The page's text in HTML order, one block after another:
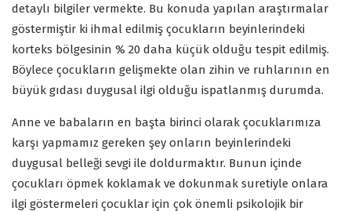
detaylı bilgiler vermekte. Bu konuda yapılan araştırmalar
göstermiştir ki ihmal edilmiş çocukların beyinlerindeki
korteks bölgesinin % 20 daha küçük olduğu tespit edilmiş.
Böylece çocukların gelişmekte olan zihin ve ruhlarının en
büyük gıdası duygusal ilgi olduğu ispatlanmış durumda.
Anne ve babaların en başta birinci olarak çocuklarımıza
karşı yapmamız gereken şey onların beyinlerindeki
duygusal belleği sevgi ile doldurmaktır. Bunun içinde
çocukları öpmek koklamak ve dokunmak suretiyle onlara
ilgi göstermeleri çocuklar için çok önemli psikolojik bir